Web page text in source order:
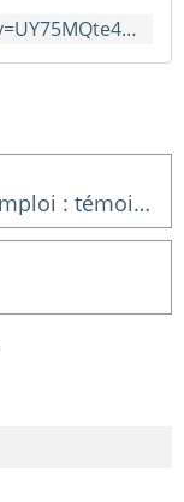
https://www.youtube.com/watch?v=UY75MQte4RU
Accompagnement recherche d'emploi : témoignage